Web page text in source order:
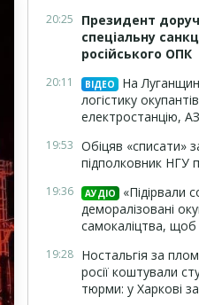
20:25
Президент
спеціальну
російського ОПК
20:11 ВІДЕО
На
логістику
електростанцію,
19:53 Обіцяв «списати»
підполковник НГУ
19:36 АУДІО
«Підірвали
деморалізовані
самокаліцтва,
19:28 Ностальгія за
росії коштували
тюрми: у Харкові